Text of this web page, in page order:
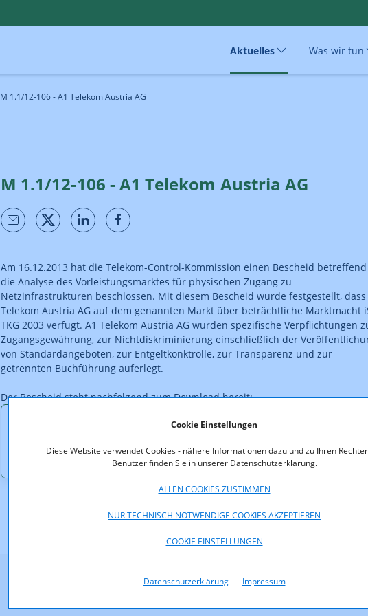
Cookie Einstellungen
Diese Website verwendet Cookies - nähere Informationen dazu und zu Ihren
Benutzer finden Sie in unserer Datenschutzerklärung.
ALLEN COOKIES ZUSTIMMEN
NUR TECHNISCH NOTWENDIGE COOKIES AKZEPTIEREN
COOKIE EINSTELLUNGEN
Datenschutzerklärung Impressum
Aktuelles Was wir tun
M 1.1/12-106 - A1 Telekom Austria AG
M 1.1/12-106 - A1 Telekom Austria AG
Am 16.12.2013 hat die Telekom-Control-Kommission einen Bescheid betreffend
die Analyse des Vorleistungsmarktes für physischen Zugang zu
Netzinfrastrukturen beschlossen. Mit diesem Bescheid wurde festgestellt, dass
Telekom Austria AG auf dem genannten Markt über beträchtliche Marktmacht
TKG 2003 verfügt. A1 Telekom Austria AG wurden spezifische Verpflichtungen
Zugangsgewährung, zur Nichtdiskriminierung einschließlich der
von Standardangeboten, zur Entgeltkonktrolle, zur Transparenz und zur
getrennten Buchführung auferlegt.
Der Bescheid steht nachfolgend zum Download bereit:
M_1.1_12_web.pdf (pdf, 1.149,9 KB)